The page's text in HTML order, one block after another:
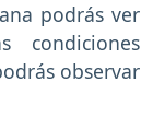
podrás ver
observar